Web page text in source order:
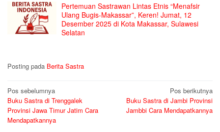
Pertemuan Sastrawan Lintas Etnis “Menafsir
Ulang Bugis-Makassar”, Keren! Jumat, 12
Desember 2025 di Kota Makassar, Sulawesi
Selatan
Posting pada Berita Sastra
Navigasi
pos
Pos sebelumnya
Buku Sastra di Trenggalek
Provinsi Jawa Timur Jatim Cara
Mendapatkannya
Pos berikutnya
Buku Sastra di Jambi Provinsi
Jambbi Cara Mendapatkannya